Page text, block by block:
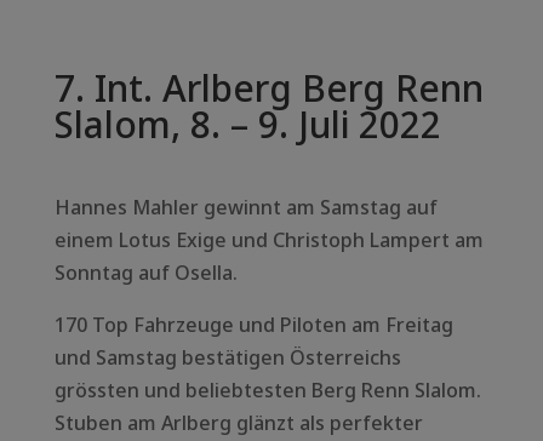
7. Int. Arlberg Berg Renn
Slalom, 8. – 9. Juli 2022
Hannes Mahler gewinnt am Samstag auf
einem Lotus Exige und Christoph Lampert am
Sonntag auf Osella.
170 Top Fahrzeuge und Piloten am Freitag
und Samstag bestätigen Österreichs
grössten und beliebtesten Berg Renn Slalom.
Stuben am Arlberg glänzt als perfekter